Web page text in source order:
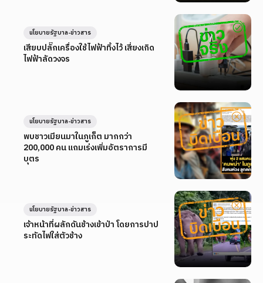
เสียบปลั๊กเครื่องใช้ไฟฟ้าทิ้งไว้ เสี่ยงเกิด
ไฟฟ้าลัดวงจร
นโยบายรัฐบาล-ข่าวสาร
พบชาวเมียนมาในภูเก็ต มากกว่า
200,000 คน แถมเร่งเพิ่มอัตราการมี
บุตร
นโยบายรัฐบาล-ข่าวสาร
เจ้าหน้าที่ผลักดันช้างเข้าป่า โดยการปาป
ระทัดไฟใส่ตัวช้าง
นโยบายรัฐบาล-ข่าวสาร